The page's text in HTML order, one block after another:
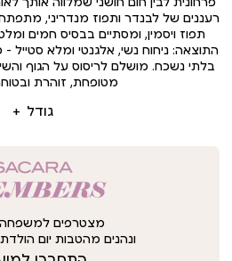
גודל
רעננים של לבנדר ותפוז מנדריני,
תפוז ויסמין, ומסתיים בבסיס חמים
התוצאה: ניחוח נשי, אלגנטי ומלא
בלתי נשכח. מושלם לריסוס על הגוף
מטופחת, זוהרת
מצטרפים למשפחה
ונהנים מהטבות יום